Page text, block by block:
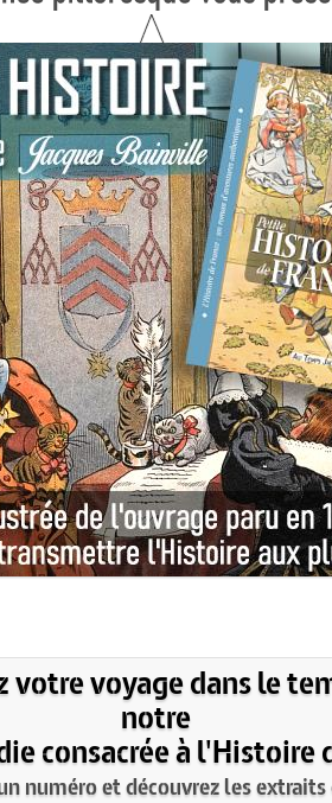
votre voyage dans le
notre
consacrée à l'Histoire
numéro et découvrez les